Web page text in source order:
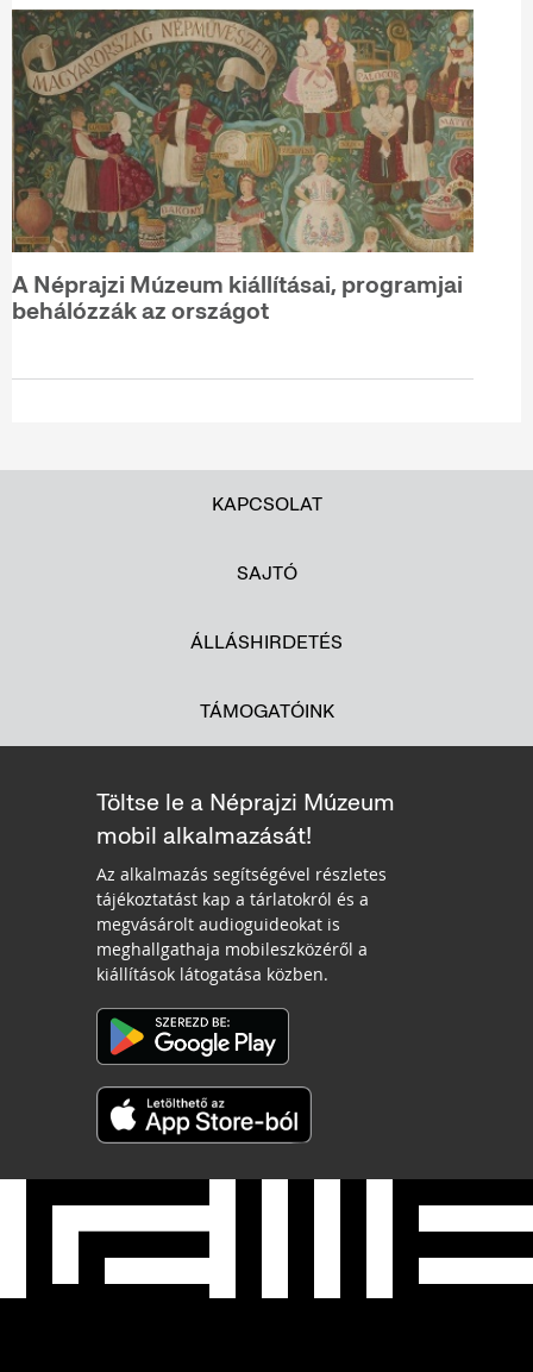
A Néprajzi Múzeum kiállításai, programjai
behálózzák az országot
KAPCSOLAT
SAJTÓ
ÁLLÁSHIRDETÉS
TÁMOGATÓINK
Töltse le a Néprajzi Múzeum
mobil alkalmazását!
Az alkalmazás segítségével részletes
tájékoztatást kap a tárlatokról és a
megvásárolt audioguideokat is
meghallgathaja mobileszközéről a
kiállítások látogatása közben.